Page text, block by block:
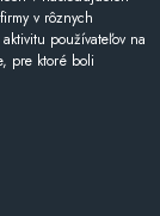
v rôznych
používateľov na
pre ktoré boli